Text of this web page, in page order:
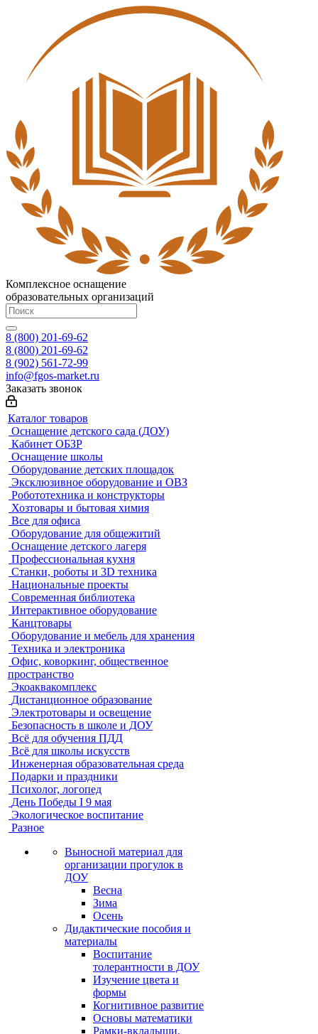
Комплексное оснащение
образовательных организаций
8 (800) 201-69-62
8 (800) 201-69-62
8 (902) 561-72-99
info@fgos-market.ru
Заказать звонок
Каталог товаров
Оснащение детского сада (ДОУ)
Кабинет ОБЗР
Оснащение школы
Оборудование детских площадок
Эксклюзивное оборудование и ОВЗ
Робототехника и конструкторы
Хозтовары и бытовая химия
Все для офиса
Оборудование для общежитий
Оснащение детского лагеря
Профессиональная кухня
Станки, роботы и 3D техника
Национальные проекты
Современная библиотека
Интерактивное оборудование
Канцтовары
Оборудование и мебель для хранения
Техника и электроника
Офис, коворкинг, общественное
пространство
Экоаквакомплекс
Дистанционное образование
Электротовары и освещение
Безопасность в школе и ДОУ
Всё для обучения ПДД
Всё для школы искусств
Инженерная образовательная среда
Подарки и праздники
Психолог, логопед
День Победы I 9 мая
Экологическое воспитание
Разное
Выносной материал для
организации прогулок в
ДОУ
Весна
Зима
Осень
Дидактические пособия и
материалы
Воспитание
толерантности в ДОУ
Изучение цвета и
формы
Когнитивное развитие
Основы математики
Рамки-вкладыши,